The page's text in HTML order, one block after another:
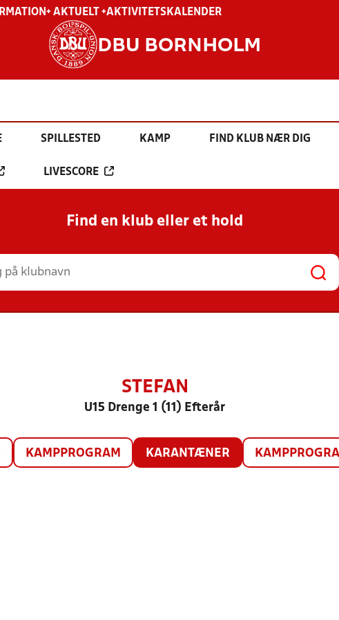
+ AKTUELT +AKTIVITETSKALENDER
DBU BORNHOLM
SPILLESTED KAMP FIND KLUB NÆR DIG
LIVESCORE
Find en klub eller et hold
STEFAN
U15 Drenge 1 (11) Efterår
KAMPPROGRAM KARANTÆNER